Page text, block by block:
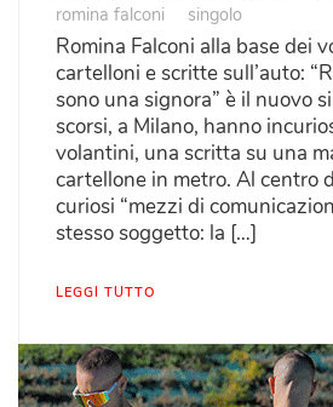
romina falconi
singolo
Romina Falconi alla base dei
cartelloni e scritte sull’auto:
sono una signora” è il nuovo
scorsi, a Milano, hanno
volantini, una scritta su una
cartellone in metro. Al centro
curiosi “mezzi di
stesso soggetto: la […]
LEGGI TUTTO